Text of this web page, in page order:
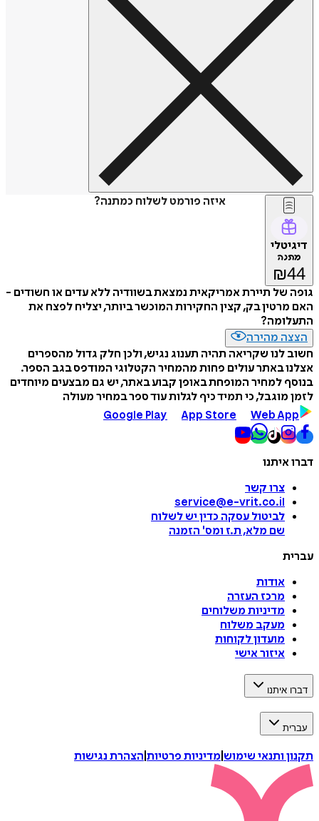
איזה פורמט לשלוח כמתנה?
דיגיטלי
מתנה
₪44
גופה של תיירת אמריקאית נמצאת בשוודיה ללא עדים או חשודים -
האם מרטין בק, קצין החקירות המוכשר ביותר, יצליח לפצח את
התעלומה?
הצצה מהירה
חשוב לנו שקריאה תהיה תענוג נגיש, ולכן חלק גדול מהספרים
אצלנו באתר עולים פחות מהמחיר הקטלוגי המודפס בגב הספר.
בנוסף למחיר המופחת באופן קבוע באתר, יש גם מבצעים מיוחדים
לזמן מוגבל, כי תמיד כיף לגלות עוד ספר במחיר מעולה
Google Play
App Store Web App
דברו איתנו
צרו קשר
service@e-vrit.co.il
לביטול עסקה כדין יש לשלוח
שם מלא, ת.ז ומס' הזמנה
עברית
אודות
מרכז העזרה
מדיניות משלוחים
מעקב משלוח
מועדון לקוחות
איזור אישי
דברו איתנו
עברית
תקנון ותנאי שימוש מדיניות פרטיות הצהרת נגישות